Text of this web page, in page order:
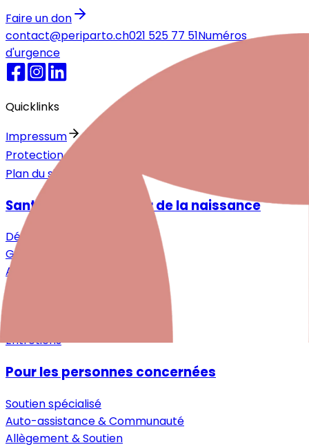
Faire un don
contact@periparto.ch021 525 77 51Numéros
d'urgence
Quicklinks
Impressum
Protection des données
Plan du site
Santé mentale autour de la naissance
Désir d'enfant
Grossesse
Après la naissance
Petite enfance
Entretiens
Pour les personnes concernées
Soutien spécialisé
Auto-assistance & Communauté
Allègement & Soutien